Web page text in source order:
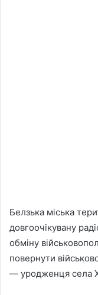
Белзька міська
довгоочікувану
обміну
повернути
— уродженця села